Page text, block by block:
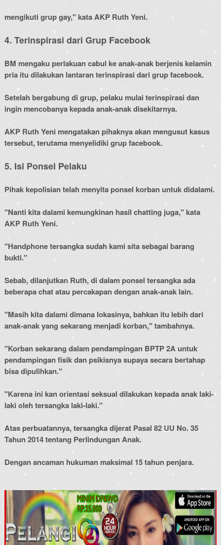
mengikuti grup gay," kata AKP Ruth Yeni.
4. Terinspirasi dari Grup Facebook
BM mengaku perlakuan cabul ke anak-anak berjenis kelamin
pria itu dilakukan lantaran terinspirasi dari grup facebook.
Setelah bergabung di grup, pelaku mulai terinspirasi dan
ingin mencobanya kepada anak-anak disekitarnya.
AKP Ruth Yeni mengatakan pihaknya akan mengusut kasus
tersebut, terutama menyelidiki grup facebook.
5. Isi Ponsel Pelaku
Pihak kepolisian telah menyita ponsel korban untuk didalami.
"Nanti kita dalami kemungkinan hasil chatting juga," kata
AKP Ruth Yeni.
"Handphone tersangka sudah kami sita sebagai barang
bukti."
Sebab, dilanjutkan Ruth, di dalam ponsel tersangka ada
beberapa chat atau percakapan dengan anak-anak lain.
"Masih kita dalami dimana lokasinya, bahkan itu lebih dari
anak-anak yang sekarang menjadi korban," tambahnya.
"Korban sekarang dalam pendampingan BPTP 2A untuk
pendampingan fisik dan psikisnya supaya secara bertahap
bisa dipulihkan."
"Karena ini kan orientasi seksual dilakukan kepada anak laki-
laki oleh tersangka laki-laki."
Atas perbuatannya, tersangka dijerat Pasal 82 UU No. 35
Tahun 2014 tentang Perlindungan Anak.
Dengan ancaman hukuman maksimal 15 tahun penjara.